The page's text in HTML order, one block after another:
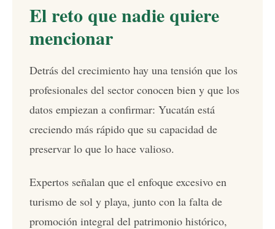
El reto que nadie quiere
mencionar
Detrás del crecimiento hay una tensión que los
profesionales del sector conocen bien y que los
datos empiezan a confirmar: Yucatán está
creciendo más rápido que su capacidad de
preservar lo que lo hace valioso.
Expertos señalan que el enfoque excesivo en
turismo de sol y playa, junto con la falta de
promoción integral del patrimonio histórico,